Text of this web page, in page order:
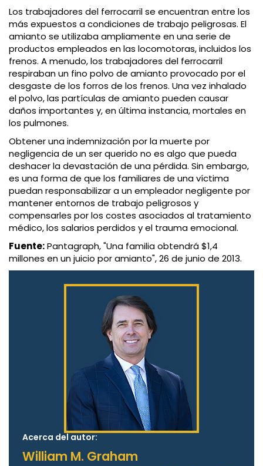
Los trabajadores del ferrocarril se encuentran entre los
más expuestos a condiciones de trabajo peligrosas. El
amianto se utilizaba ampliamente en una serie de
productos empleados en las locomotoras, incluidos los
frenos. A menudo, los trabajadores del ferrocarril
respiraban un fino polvo de amianto provocado por el
desgaste de los forros de los frenos. Una vez inhalado
el polvo, las partículas de amianto pueden causar
daños importantes y, en última instancia, mortales en
los pulmones.
Obtener una indemnización por la muerte por
negligencia de un ser querido no es algo que pueda
deshacer la devastación de una pérdida. Sin embargo,
es una forma de que los familiares de una víctima
puedan responsabilizar a un empleador negligente por
mantener entornos de trabajo peligrosos y
compensarles por los costes asociados al tratamiento
médico, los salarios perdidos y el trauma emocional.
Fuente:Pantagraph, "Una familia obtendrá $1,4
millones en un juicio por amianto", 26 de junio de 2013.
Acerca del autor:
William M. Graham